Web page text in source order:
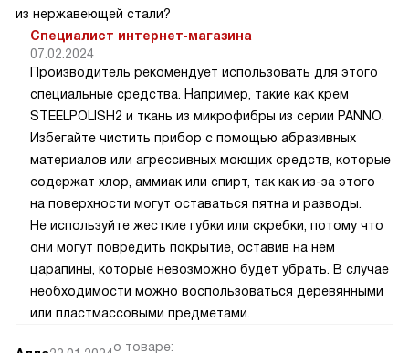
из нержавеющей стали?
Специалист интернет-магазина
07.02.2024
Производитель рекомендует использовать для этого
специальные средства. Например, такие как крем
STEELPOLISH2 и ткань из микрофибры из серии PANNO.
Избегайте чистить прибор с помощью абразивных
материалов или агрессивных моющих средств, которые
содержат хлор, аммиак или спирт, так как из-за этого
на поверхности могут оставаться пятна и разводы.
Не используйте жесткие губки или скребки, потому что
они могут повредить покрытие, оставив на нем
царапины, которые невозможно будет убрать. В случае
необходимости можно воспользоваться деревянными
или пластмассовыми предметами.
о товаре: